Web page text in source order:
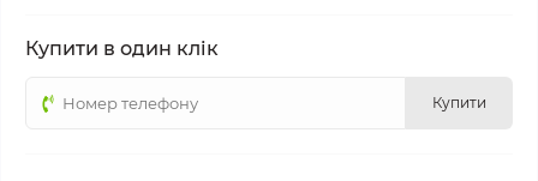
Купити в один клік
Купити